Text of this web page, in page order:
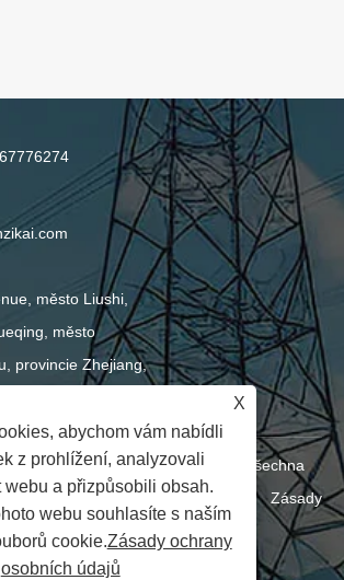
město Liushi,
město
provincie Zhejiang,
Shanghai Zikai Electric Co., Ltd. Všechna
Links|Sitemap|RSS|XML |Zásady
ochrany osobních údajů
|
X
abychom vám nabídli
z prohlížení, analyzovali
webu a přizpůsobili obsah.
webu souhlasíte s naším
cookie.Zásady ochrany
osobních údajů